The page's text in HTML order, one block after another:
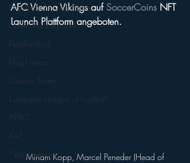
Nachwuchs Cheerteam
Nellie The Elepahnt
FlagFootball
Flag-Herren
Division Team
European League of Football
AFBÖ
IFAF
Nationalteam
AFC Vienna Vikings auf SoccerCoins NFT
Launch Plattform angeboten.
Miriam Kopp, Marcel Peneder (Head of